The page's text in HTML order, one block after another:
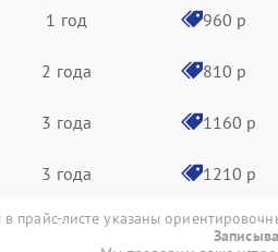
1 год 960 р
2 года 810 р
3 года 1160 р
3 года 1210 р
прайс-листе указаны